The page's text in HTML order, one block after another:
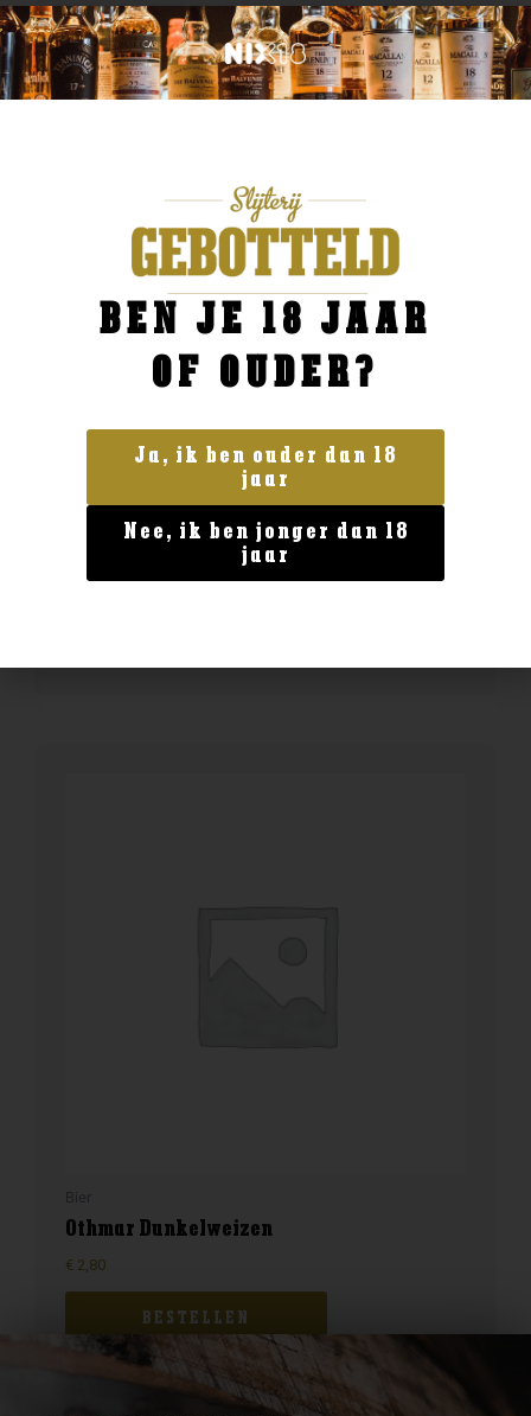
Belgische Klassiekers
Chouffe soleil
2,00
Othmar Dunkelweizen
€ 2,80
BESTELLEN
BEN JE 18 JAAR
OF OUDER?
Ja, ik ben ouder dan 18
jaar
Nee, ik ben jonger dan 18
jaar